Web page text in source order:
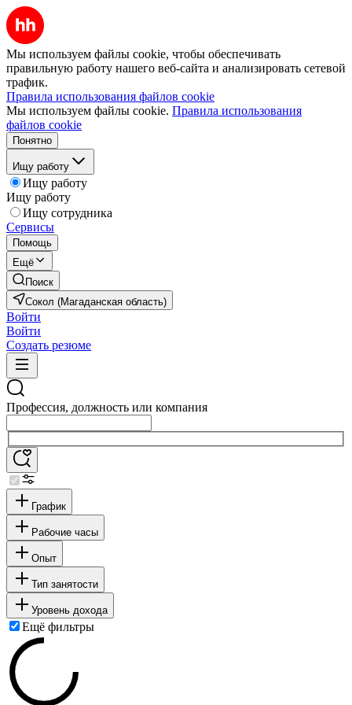
Мы используем файлы cookie, чтобы обеспечивать
правильную работу нашего веб-сайта и анализировать сетевой
трафик.
Правила использования файлов cookie
Мы используем файлы cookie. Правила использования
файлов cookie
Понятно
Ищу работу
Ищу работу
Ищу работу
Ищу сотрудника
Сервисы
Помощь
Ещё
Поиск
Сокол (Магаданская область)
Войти
Войти
Создать резюме
Профессия, должность или компания
График
Рабочие часы
Опыт
Тип занятости
Уровень дохода
Ещё фильтры